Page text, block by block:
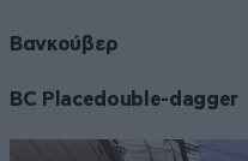
Βανκούβερ
ΒC Placedouble-dagger